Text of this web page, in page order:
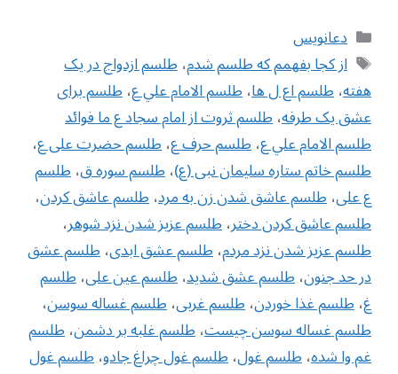
دسته‌ها
دعانویس
برچسب‌ها
از کجا بفهمم که طلسم شدم،طلسم ازدواج در یک
هفته،طلسم اع ل ها،طلسم الامام علي ع،طلسم برای
عشق یک طرفه،طلسم ثروت از امام سجاد ع ما فوائد
طلسم الامام علي ع،طلسم حرف ع،طلسم حضرت علی ع،
طلسم خاتم ستاره سلیمان نبی (ع)،طلسم سوره ق،طلسم
ع علی،طلسم عاشق شدن زن به مرد،طلسم عاشق كردن،
طلسم عاشق كردن دختر،طلسم عزیز شدن نزد شوهر،
طلسم عزیز شدن نزد مردم،طلسم عشق ابدی،طلسم عشق
در حد جنون،طلسم عشق شدید،طلسم عین علی،طلسم
غ،طلسم غذا خوردن،طلسم غربی،طلسم غساله سوسن،
طلسم غساله سوسن چیست،طلسم غلبه بر دشمن،طلسم
غم وا شده،طلسم غول،طلسم غول چراغ جادو،طلسم غول